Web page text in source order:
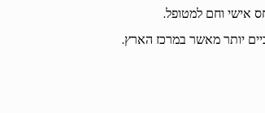
אישי וחם למטופל.
יותר מאשר במרכז הארץ.